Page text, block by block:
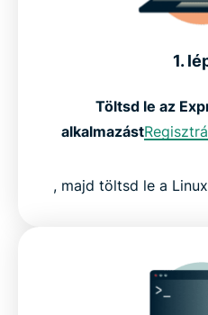
1.
Töltsd le az
alkalmazást
, majd töltsd le a